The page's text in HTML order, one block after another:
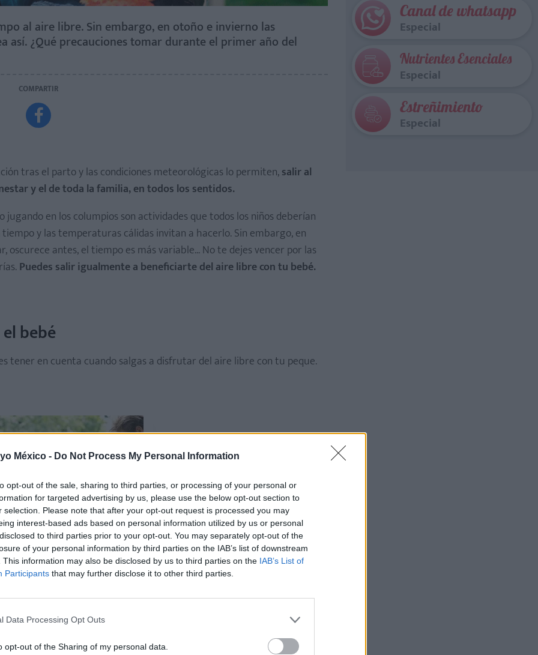
México - Do Not Process My Personal Information
opt-out of the sale, sharing to third parties, or processing of your personal or
for targeted advertising by us, please use the below opt-out section to
selection. Please note that after your opt-out request is processed you may
interest-based ads based on personal information utilized by us or personal
to third parties prior to your opt-out. You may separately opt-out of the
of your personal information by third parties on the IAB’s list of downstream
This information may also be disclosed by us to third parties on the IAB’s List of
Participants that may further disclose it to other third parties.
Data Processing Opt Outs
opt-out of the Sharing of my personal data.
al aire libre. Sin embargo, en otoño e invierno las
así. ¿Qué precauciones tomar durante el primer año del
COMPARTIR

tras el parto y las condiciones meteorológicas lo permiten,salir al
y el de toda la familia, en todos los sentidos.
en los columpios son actividades que todos los niños deberían
y las temperaturas cálidas invitan a hacerlo. Sin embargo, en
oscurece antes, el tiempo es más variable... No te dejes vencer por las
Puedes salir igualmente a beneficiarte del aire libre con tu bebé.
bebé
tener en cuenta cuando salgas a disfrutar del aire libre con tu peque.
olfativos y sonoros
Canal de whatsapp
Especial
Nutrientes Esenciales
Especial
Estreñimiento
Especial